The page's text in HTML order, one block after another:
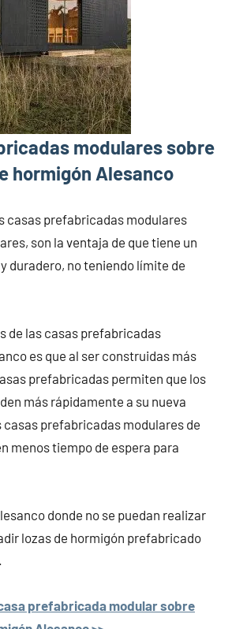
modulares sobre
hormigón Alesanco
casas prefabricadas modulares
son la ventaja de que tiene un
duradero, no teniendo límite de
de las casas prefabricadas
es que al ser construidas más
prefabricadas permiten que los
más rápidamente a su nueva
casas prefabricadas modulares de
menos tiempo de espera para
donde no se puedan realizar
lozas de hormigón prefabricado
prefabricada modular sobre